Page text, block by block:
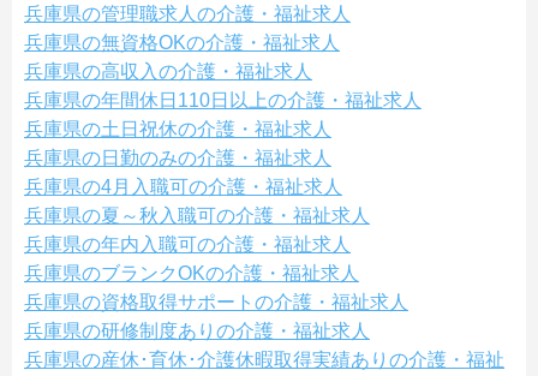
兵庫県の管理職求人の介護・福祉求人
兵庫県の無資格OKの介護・福祉求人
兵庫県の高収入の介護・福祉求人
兵庫県の年間休日110日以上の介護・福祉求人
兵庫県の土日祝休の介護・福祉求人
兵庫県の日勤のみの介護・福祉求人
兵庫県の4月入職可の介護・福祉求人
兵庫県の夏～秋入職可の介護・福祉求人
兵庫県の年内入職可の介護・福祉求人
兵庫県のブランクOKの介護・福祉求人
兵庫県の資格取得サポートの介護・福祉求人
兵庫県の研修制度ありの介護・福祉求人
兵庫県の産休･育休･介護休暇取得実績ありの介護・福祉